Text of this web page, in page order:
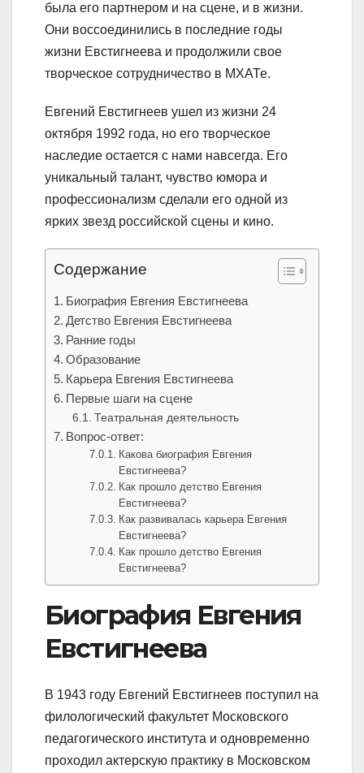
была его партнером и на сцене, и в жизни.
Они воссоединились в последние годы
жизни Евстигнеева и продолжили свое
творческое сотрудничество в МХАТе.
Евгений Евстигнеев ушел из жизни 24
октября 1992 года, но его творческое
наследие остается с нами навсегда. Его
уникальный талант, чувство юмора и
профессионализм сделали его одной из
ярких звезд российской сцены и кино.
Содержание
Биография Евгения Евстигнеева
Детство Евгения Евстигнеева
Ранние годы
Образование
Карьера Евгения Евстигнеева
Первые шаги на сцене
Театральная деятельность
Вопрос-ответ:
Какова биография Евгения
Евстигнеева?
Как прошло детство Евгения
Евстигнеева?
Как развивалась карьера Евгения
Евстигнеева?
Как прошло детство Евгения
Евстигнеева?
Биография Евгения
Евстигнеева
В 1943 году Евгений Евстигнеев поступил на
филологический факультет Московского
педагогического института и одновременно
проходил актерскую практику в Московском